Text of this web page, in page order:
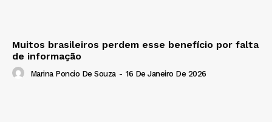
Muitos brasileiros perdem esse benefício por falta
de informação
Marina Poncio De Souza - 16 De Janeiro De 2026